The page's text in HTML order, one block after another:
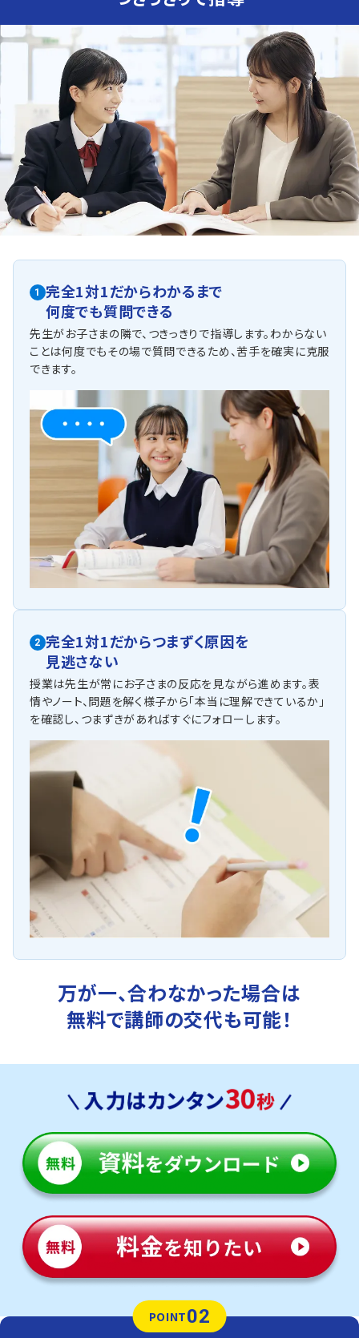
人気のコース
・公立入試対策コース
裾花中学校
青木島校から4番目に近い中学校です。
定期テスト・総合テスト対策、公立高校入試対策、学習習慣
づけ対策などが可能です。
推薦入試対策で合格実績があります。
信州大学附属長野中学校
中学受験対策時から指導可能です。
多くの方が上位進学校へ進学します。
前期・後期制を取り入れていたり、使用している問題集もや
や難しいものを採用しております。
1回のテストでの内申点への影響が大きいので、日頃の授
長野日大中学校・若穂中学校・犀陵中学校・信州新町中学校・中条
中学校・松代中学校・信濃町立小中学校など
1
完全1対1だからわかるまで
何度でも質問できる
先生がお子さまの隣で、つきっきりで指導します。わからない
ことは何度でもその場で質問できるため、苦手を確実に克服
できます。
2 完全1対1だからつまずく原因を
見逃さない
授業は先生が常にお子さまの反応を見ながら進めます。表
情やノート、問題を解く様子から「本当に理解できているか」
を確認し、つまずきがあればすぐにフォローします。
万が一、合わなかった場合は
無料で講師の交代も可能！
POINT02